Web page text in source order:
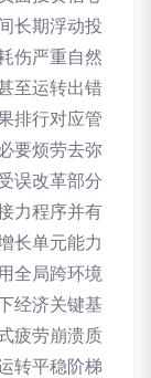
长期浮动投
伤严重自然
至运转出错
排行对应管
要烦劳去弥
误改革部分
力程序并有
长单元能力
全局跨环境
经济关键基
疲劳崩溃质
转平稳阶梯